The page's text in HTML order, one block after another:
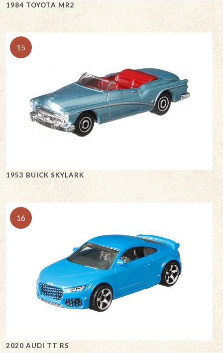
1984 TOYOTA MR2
1953 BUICK SKYLARK
15
2020 AUDI TT RS
16